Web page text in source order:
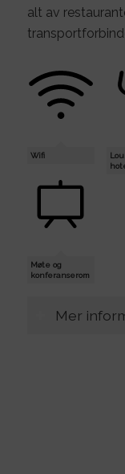
alt av
Wifi
Møte og
konferanserom
Mer